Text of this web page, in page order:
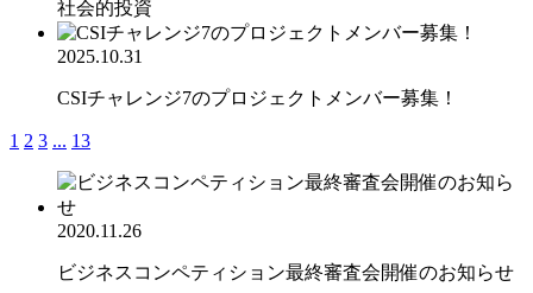
社会的投資
2025.10.31
CSIチャレンジ7のプロジェクトメンバー募集！
1 2 3 ... 13
2020.11.26
ビジネスコンペティション最終審査会開催のお知らせ